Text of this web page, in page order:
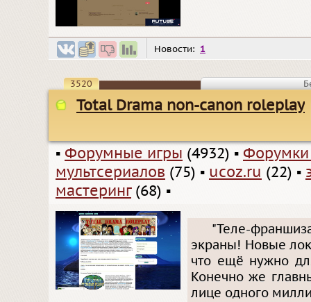
Новости: 1
3520
Total Drama non-canon roleplay
▪ Форумные игры (4932) ▪
мультсериалов (75) ▪ ucoz.ru (22) ▪
мастеринг(68) ▪
"Теле-
экраны! Новые
что ещё нужно
Конечно же
лице одного